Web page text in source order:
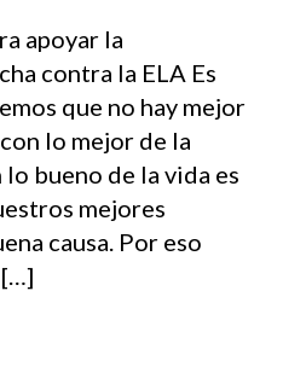
apoyar la
contra la ELA Es
que no hay mejor
lo mejor de la
bueno de la vida es
mejores
causa. Por eso